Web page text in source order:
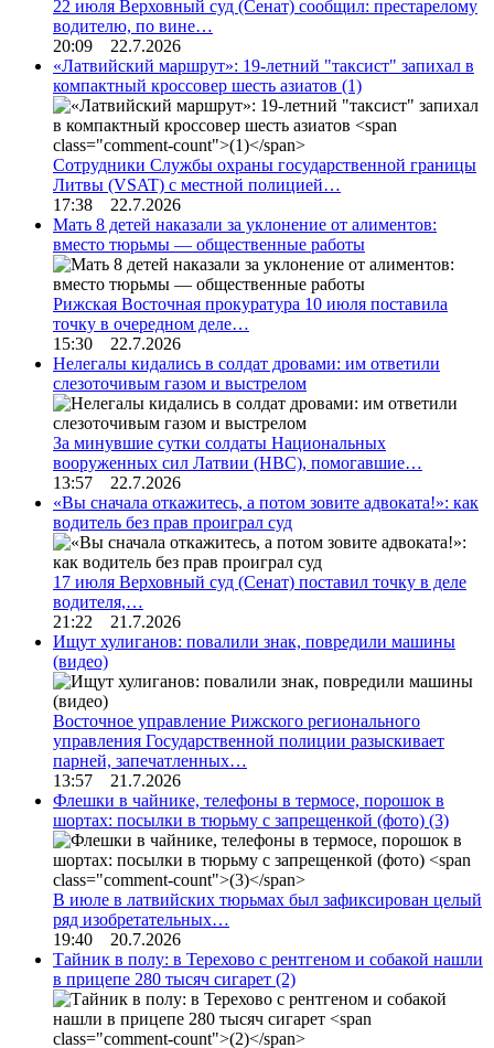
22 июля Верховный суд (Сенат) сообщил: престарелому
водителю, по вине…
20:09 22.7.2026
«Латвийский маршрут»: 19-летний "таксист" запихал в
компактный кроссовер шесть азиатов (1)
Сотрудники Службы охраны государственной границы
Литвы (VSAT) с местной полицией…
17:38 22.7.2026
Мать 8 детей наказали за уклонение от алиментов:
вместо тюрьмы — общественные работы
Рижская Восточная прокуратура 10 июля поставила
точку в очередном деле…
15:30 22.7.2026
Нелегалы кидались в солдат дровами: им ответили
слезоточивым газом и выстрелом
За минувшие сутки солдаты Национальных
вооруженных сил Латвии (НВС), помогавшие…
13:57 22.7.2026
«Вы сначала откажитесь, а потом зовите адвоката!»: как
водитель без прав проиграл суд
17 июля Верховный суд (Сенат) поставил точку в деле
водителя,…
21:22 21.7.2026
Ищут хулиганов: повалили знак, повредили машины
(видео)
Восточное управление Рижского регионального
управления Государственной полиции разыскивает
парней, запечатленных…
13:57 21.7.2026
Флешки в чайнике, телефоны в термосе, порошок в
шортах: посылки в тюрьму с запрещенкой (фото) (3)
В июле в латвийских тюрьмах был зафиксирован целый
ряд изобретательных…
19:40 20.7.2026
Тайник в полу: в Терехово с рентгеном и собакой нашли
в прицепе 280 тысяч сигарет (2)